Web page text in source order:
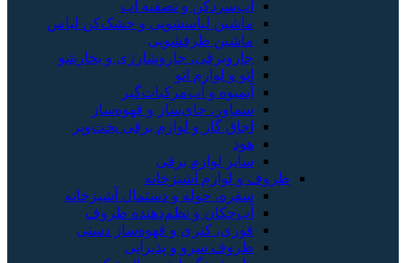
آب‌سردکن و تصفیه آب
ماشین لباسشویی و خشک‌کن لباس
ماشین ظرفشویی
جاروبرقی، جاروشارژی و بخارشو
اتو و لوازم اتو
آبمیوه و آب‌مرکبات‌گیر
سماور، چای‌ساز و قهوه‌ساز
اجاق گاز و لوازم برقی پخت‌وپز
هود
سایر لوازم برقی
ظروف و لوازم آشپزخانه
سفره، حوله و دستمال آشپزخانه
آب‌چکان و نظم‌دهنده ظروف
قوری، کتری و قهوه‌ساز دستی
ظروف سرو و پذیرایی